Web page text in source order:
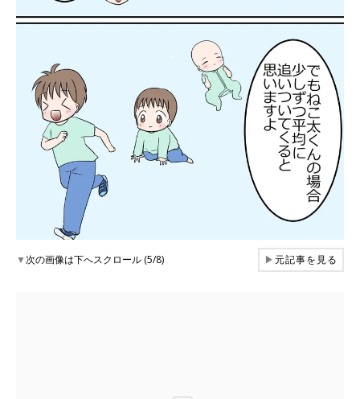
▼次の画像は下へスクロール (5/8) ▶元記事を見る